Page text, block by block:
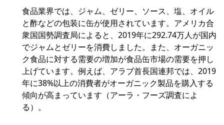
食品業界では、ジャム、ゼリー、ソース、塩、オイル
と酢などの包装に缶が使用されています。アメリカ合
衆国国勢調査局によると、2019年に292.74万人が国内
でジャムとゼリーを消費しました。また、オーガニッ
ク食品に対する需要の増加が食品缶市場の需要を押し
上げています。例えば、アラブ首長国連邦では、2019
年に38%以上の消費者がオーガニック製品を購入する
傾向が高まっています（アーラ・フーズ調査によ
る）。